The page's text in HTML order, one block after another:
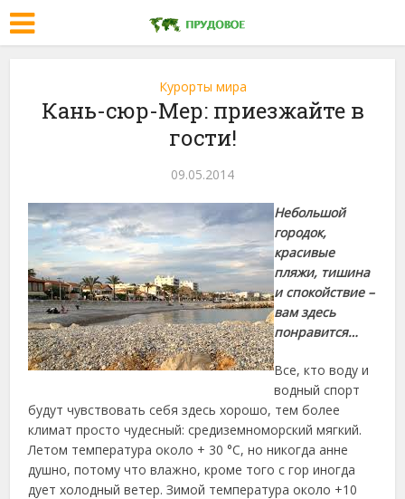
Курорты мира
Кань-сюр-Мер: приезжайте в
гости!
09.05.2014
Небольшой
городок,
красивые
пляжи, тишина
и спокойствие –
вам здесь
понравится…
Все, кто воду и
водный спорт
будут чувствовать себя здесь хорошо, тем более
климат просто чудесный: средиземноморский мягкий.
Летом температура около + 30 °C, но никогда анне
душно, потому что влажно, кроме того с гор иногда
дует холодный ветер. Зимой температура около +10